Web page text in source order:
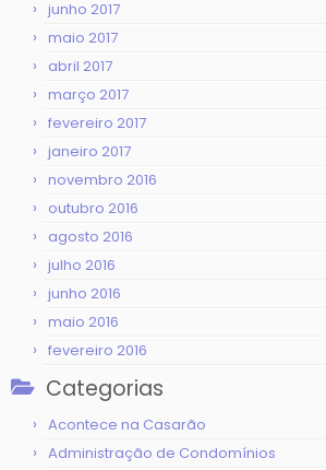
junho 2017
maio 2017
abril 2017
março 2017
fevereiro 2017
janeiro 2017
novembro 2016
outubro 2016
agosto 2016
julho 2016
junho 2016
maio 2016
fevereiro 2016
Categorias
Acontece na Casarão
Administração de Condomínios